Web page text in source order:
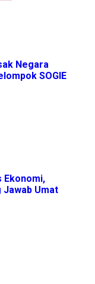
Negara
SOGIE
Ekonomi,
Jawab Umat